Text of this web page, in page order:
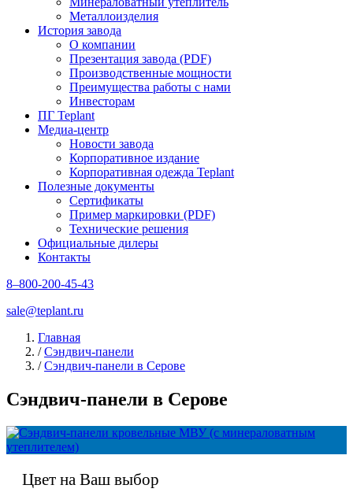
Металлоизделия
История завода
О компании
Презентация завода (PDF)
Производственные мощности
Преимущества работы с нами
Инвесторам
ПГ Teplant
Медиа-центр
Новости завода
Корпоративное издание
Корпоративная одежда Teplant
Полезные документы
Сертификаты
Пример маркировки (PDF)
Технические решения
Официальные дилеры
Контакты
8–800-200-45-43
sale@teplant.ru
Главная
/ Сэндвич-панели
/ Сэндвич-панели в Серове
Сэндвич-панели в Серове
Цвет на Ваш выбор